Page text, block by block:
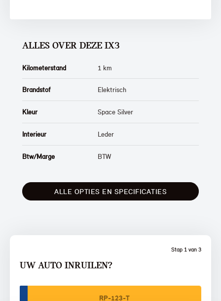
Stap 1 van 3
UW AUTO INRUILEN?
ALLES OVER DEZE IX3
Kilometerstand 1 km
Brandstof Elektrisch
Kleur Space Silver
Interieur Leder
Btw/Marge BTW
ALLE OPTIES EN SPECIFICATIES